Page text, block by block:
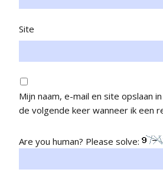
Site
Mijn naam, e-mail en site opslaan
de volgende keer wanneer ik een
Are you human? Please solve: